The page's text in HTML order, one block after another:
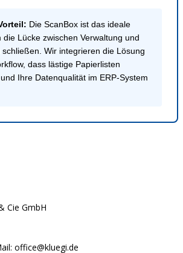
Die ScanBox ist das ideale
die Lücke zwischen Verwaltung und
Wir integrieren die Lösung
dass lästige Papierlisten
Ihre Datenqualität im ERP-System
Cie GmbH
office@kluegi.de